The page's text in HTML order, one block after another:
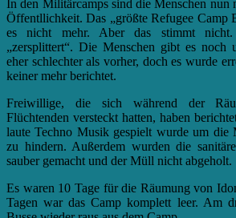
In den Militärcamps sind die Menschen
Öffentllichkeit. Das „größte Refugee Camp
es nicht mehr. Aber das stimmt
„zersplittert“. Die Menschen gibt es noch
eher schlechter als vorher, doch es wurde
keiner mehr berichtet.
Freiwillige, die sich während der
Flüchtenden versteckt hatten, haben
laute Techno Musik gespielt wurde um die
zu hindern. Außerdem wurden die
sauber gemacht und der Müll nicht abgeholt.
Es waren 10 Tage für die Räumung von
Tagen war das Camp komplett leer. Am